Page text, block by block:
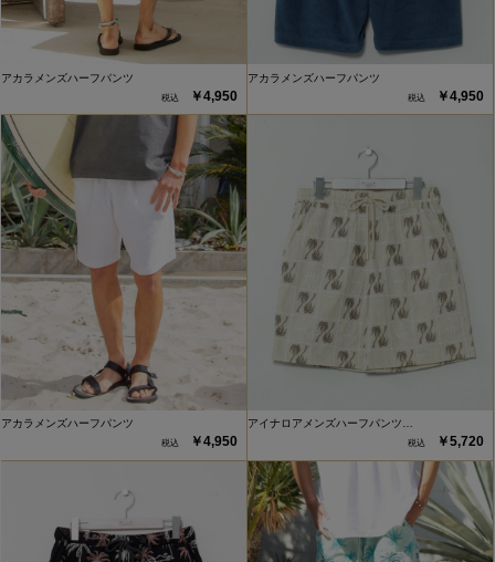
アカラメンズハーフパンツ
￥4,950
アカラメンズハーフパンツ
￥4,950
アカラメンズハーフパンツ
￥4,950
アイナロアメンズハーフパンツ…
￥5,720